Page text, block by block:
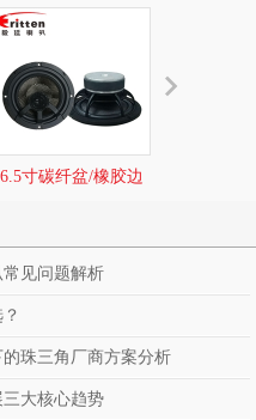
6.5寸碳纤盆/橡胶边
叭
见问题解析
珠三角厂商方案分析
大核心趋势